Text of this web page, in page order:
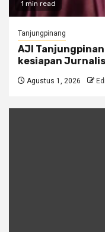
1 min read
Tanjungpinang
AJI
kesiapan
Agustus 1, 2026